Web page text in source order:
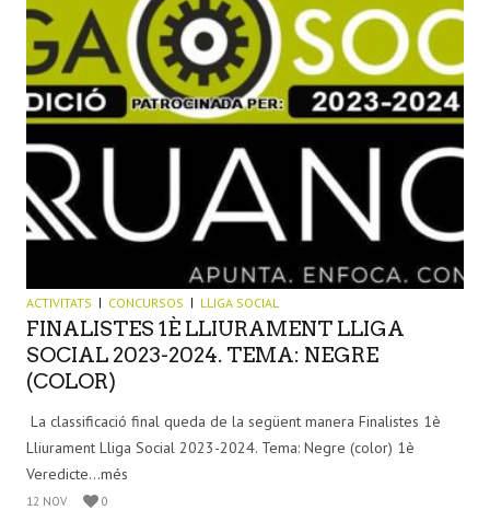
ACTIVITATS CONCURSOS LLIGA SOCIAL
FINALISTES 1È LLIURAMENT LLIGA
SOCIAL 2023-2024. TEMA: NEGRE
(COLOR)
La classificació final queda de la següent manera Finalistes 1è
Lliurament Lliga Social 2023-2024. Tema: Negre (color) 1è
Veredicte...més
12 NOV 0